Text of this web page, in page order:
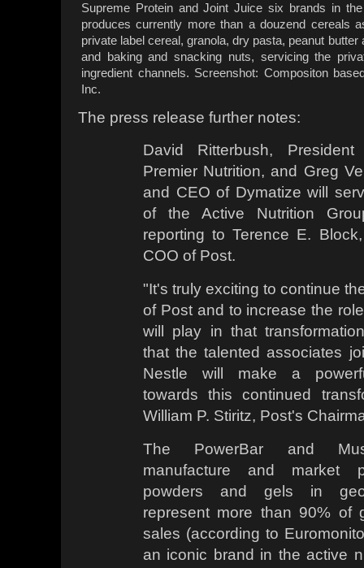
Supreme Protein and Joint Juice six brands in
produces currently more than a douzend cereals
private label cereal, granola, dry pasta, peanut
and baking and snacking nuts, servicing the
ingredient channels. Screenshot: Compositon
Inc.
The press release further notes:
David Ritterbush,
Premier Nutrition, and Greg
and CEO of Dymatize will
of the Active Nutrition
reporting to Terence E.
COO of Post.
"It's truly exciting to continue
of Post and to increase the
will play in that
that the talented associates
Nestle will make a
towards this continued
William P. Stiritz, Post's
The PowerBar and
manufacture and market
powders and gels in
represent more than 90% of
sales (according to
an iconic brand in the active